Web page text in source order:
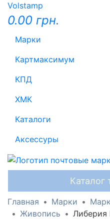
0.00 грн.
Марки
Картмаксимум
КПД
ХМК
Каталоги
Аксессуры
Каталог
Главная Марки
Живопись